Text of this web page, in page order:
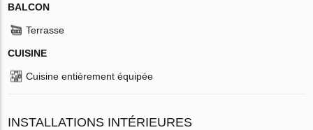
BALCON
Terrasse
CUISINE
Cuisine entièrement équipée
INSTALLATIONS INTÉRIEURES